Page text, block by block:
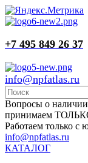
+7 495 849 26 37
info@npfatlas.ru
Вопросы о
принимаем
Работаем только
info@npfatlas.ru
КАТАЛОГ